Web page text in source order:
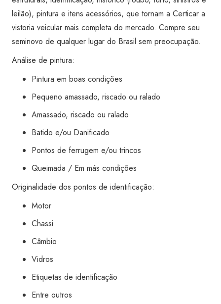
Visão
Barão
quantidade
leilão), pintura e itens acessórios, que tornam a Certicar a
vistoria veicular mais completa do mercado. Compre seu
seminovo de qualquer lugar do Brasil sem preocupação.
Análise de pintura:
Pintura em boas condições
Pequeno amassado, riscado ou ralado
Amassado, riscado ou ralado
Batido e/ou Danificado
Pontos de ferrugem e/ou trincos
Queimada / Em más condições
Originalidade dos pontos de identificação:
Motor
Chassi
Câmbio
Vidros
Etiquetas de identificação
Entre outros